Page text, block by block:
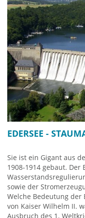
Ausstellung ist ein
Besucher animiert
und Teil der
die Projektion
Schatten sichtbar.
Besucherzentrum
Edersee Marketing
Zur Sperrmauer
34549 Hemfurth-
Öffnungszeiten:
Tel. +49 5623 99980
Homepage
EDERSEE -
Sie ist ein Gigant aus
1908-1914 gebaut. Der
sowie der
Welche Bedeutung der
von Kaiser Wilhelm II.
Ausbruch des 1.